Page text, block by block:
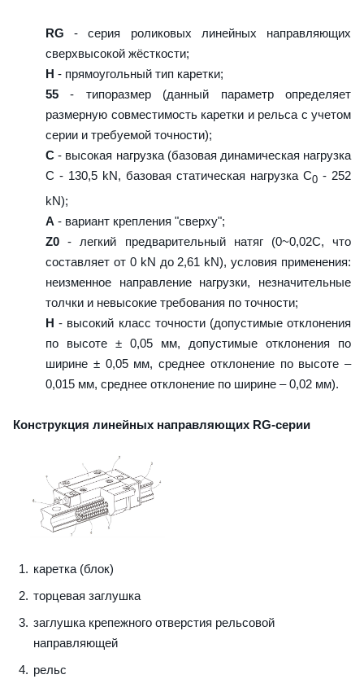
RG - серия роликовых линейных направляющих
сверхвысокой жёсткости;
H - прямоугольный тип каретки;
55 - типоразмер (данный параметр определяет
размерную совместимость каретки и рельса с учетом
серии и требуемой точности);
C - высокая нагрузка (базовая динамическая нагрузка
C - 130,5 kN, базовая статическая нагрузка С0 - 252
kN);
A - вариант крепления "сверху";
Z0 - легкий предварительный натяг (0~0,02C, что
составляет от 0 kN до 2,61 kN), условия применения:
неизменное направление нагрузки, незначительные
толчки и невысокие требования по точности;
H - высокий класс точности (допустимые отклонения
по высоте ± 0,05 мм, допустимые отклонения по
ширине ± 0,05 мм, среднее отклонение по высоте –
0,015 мм, среднее отклонение по ширине – 0,02 мм).
Конструкция линейных направляющих RG-серии
каретка (блок)
торцевая заглушка
заглушка крепежного отверстия рельсовой
направляющей
рельс